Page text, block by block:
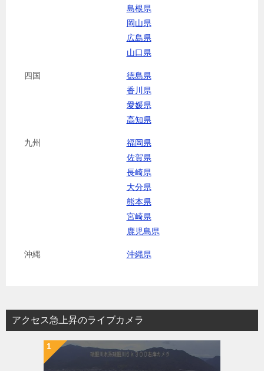
島根県
岡山県
広島県
山口県
四国
徳島県
香川県
愛媛県
高知県
九州
福岡県
佐賀県
長崎県
大分県
熊本県
宮崎県
鹿児島県
沖縄 沖縄県
アクセス急上昇のライブカメラ